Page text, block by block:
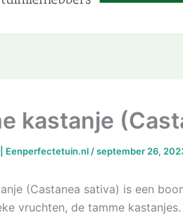
kastanje
Eenperfectetuin.nl /september 26,
(Castanea sativa) is een
vruchten, de tamme